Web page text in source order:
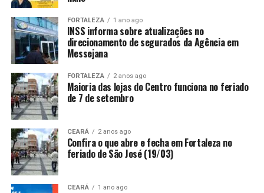
FORTALEZA 1 ano ago
INSS informa sobre atualizações no
direcionamento de segurados da Agência em
Messejana
FORTALEZA 2 anos ago
Maioria das lojas do Centro funciona no feriado
de 7 de setembro
CEARÁ 2 anos ago
Confira o que abre e fecha em Fortaleza no
feriado de São José (19/03)
CEARÁ 1 ano ago